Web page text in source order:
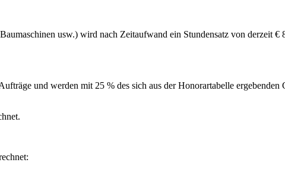
usw.) wird nach Zeitaufwand ein Stundensatz von derzeit €
und werden mit 25 % des sich aus der Honorartabelle ergebenden